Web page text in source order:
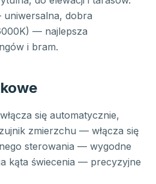
dobra
— najlepsza
i bram.
się automatycznie,
zmierzchu — włącza się
sterowania — wygodne
kąta świecenia — precyzyjne